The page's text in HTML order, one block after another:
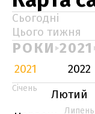
Сьогодні
Цього тижня
РОКИ 2021
2021 2022
Січень Лютий
Липень